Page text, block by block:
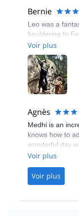
Bernie
Leo was a
bouldering In
Voir plus
Agnès
Medhi is an
knows how to
wonderful day
Voir plus
Voir plus